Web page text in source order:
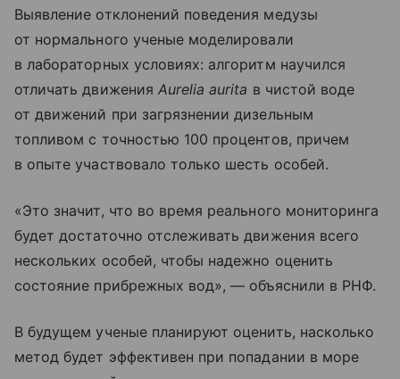
Выявление отклонений поведения медузы
от нормального ученые моделировали
в лабораторных условиях: алгоритм научился
отличать движения Aurelia aurita в чистой воде
от движений при загрязнении дизельным
топливом с точностью 100 процентов, причем
в опыте участвовало только шесть особей.
«Это значит, что во время реального мониторинга
будет достаточно отслеживать движения всего
нескольких особей, чтобы надежно оценить
состояние прибрежных вод», — объяснили в РНФ.
В будущем ученые планируют оценить, насколько
метод будет эффективен при попадании в море